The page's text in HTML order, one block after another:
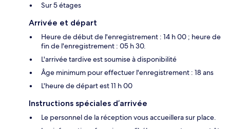
Sur 5 étages
Arrivée et départ
Heure de début de l'enregistrement : 14 h 00 ; heure de
fin de l'enregistrement : 05 h 30.
L'arrivée tardive est soumise à disponibilité
Âge minimum pour effectuer l'enregistrement : 18 ans
L'heure de départ est 11 h 00
Instructions spéciales d’arrivée
Le personnel de la réception vous accueillera sur place.